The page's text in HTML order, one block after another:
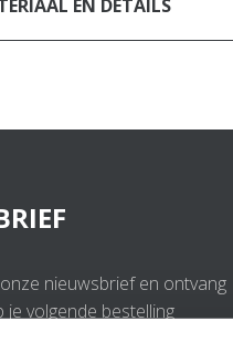
EN DETAILS
nieuwsbrief en ontvang
je volgende bestelling